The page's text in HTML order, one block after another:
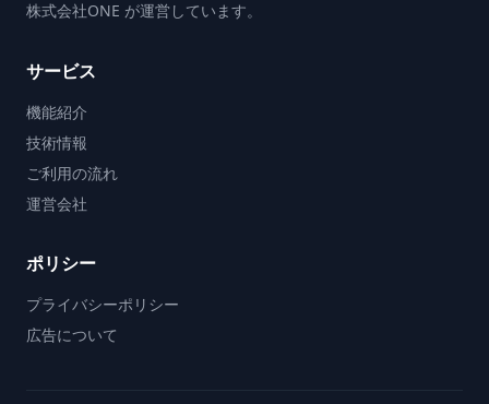
株式会社ONE が運営しています。
サービス
機能紹介
技術情報
ご利用の流れ
運営会社
ポリシー
プライバシーポリシー
広告について